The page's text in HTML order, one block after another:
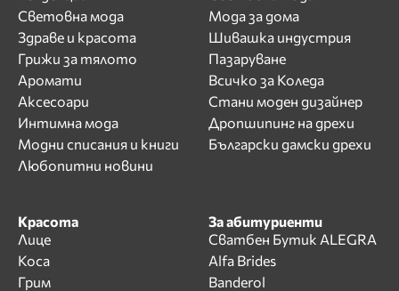
Световна мода
Здраве и красота
Грижи за тялото
Аромати
Аксесоари
Интимна мода
Модни списания и книги
Любопитни новини
Мода за дома
Шивашка индустрия
Пазаруване
Всичко за Коледа
Стани моден дизайнер
Дропшипинг на дрехи
Български дамски дрехи
Красота
Лице
Коса
Грим
За абитуриенти
Сватбен Бутик ALEGRA
Alfa Brides
Banderol